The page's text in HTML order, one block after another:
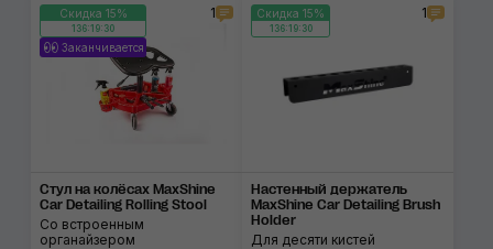
Скидка 15%
136:19:29
Заканчивается
1
Стул на колёсах MaxShine
Car Detailing Rolling Stool
Со встроенным
органайзером
Скидка 15%
136:19:29
1
Настенный держатель
MaxShine Car Detailing Brush
Holder
Для десяти кистей